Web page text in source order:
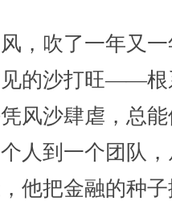
吹了一年又一
见的沙打旺——根
风沙肆虐，总
人到一个团队
他把金融的种